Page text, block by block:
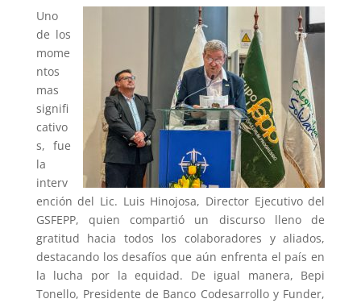
Uno
de los
mome
ntos
mas
signifi
cativo
s, fue
la
interv
ención del Lic. Luis Hinojosa, Director Ejecutivo del
GSFEPP, quien compartió un discurso lleno de
gratitud hacia todos los colaboradores y aliados,
destacando los desafíos que aún enfrenta el país en
la lucha por la equidad. De igual manera, Bepi
Tonello, Presidente de Banco Codesarrollo y Funder,